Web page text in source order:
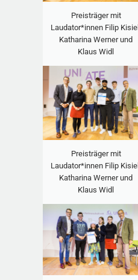
Preisträger mit
Laudator*innen Filip
Katharina Werner und
Klaus Widl
Preisträger mit
Laudator*innen Filip
Katharina Werner und
Klaus Widl